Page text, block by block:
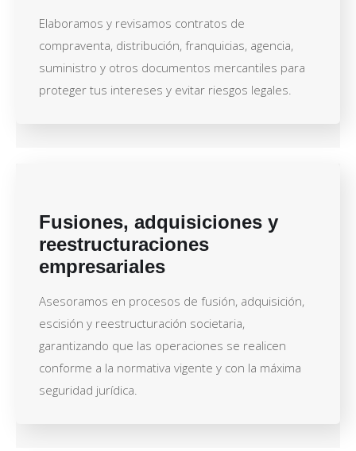
Elaboramos y revisamos contratos de
compraventa, distribución, franquicias, agencia,
suministro y otros documentos mercantiles para
proteger tus intereses y evitar riesgos legales.
Fusiones, adquisiciones y
reestructuraciones
empresariales
Asesoramos en procesos de fusión, adquisición,
escisión y reestructuración societaria,
garantizando que las operaciones se realicen
conforme a la normativa vigente y con la máxima
seguridad jurídica.